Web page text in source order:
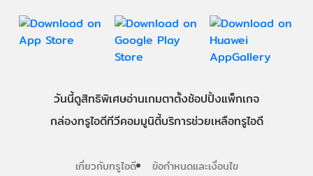
วันนี้ดูสิทธิพิเศษอ่านเกมตาตั้งช้อปปิ้งแพ็กเกจ
กล่องทรูไอดีทีวีคอมมูนิตี้บริการช่วยเหลือทรูไอดี
เกี่ยวกับทรูไอดี ข้อกำหนดและเงื่อนไข